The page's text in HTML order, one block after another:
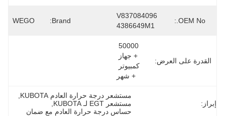
OEM No.:
V837084096
4386649M1
Brand:
WEGO
القدرة على العرض:
+ شهر
إبراز:
مستشعر درجة حرارة العادم KUBOTA
مستشعر EGT لـ KUBOTA
حساس درجة حرارة العادم مع ضمان